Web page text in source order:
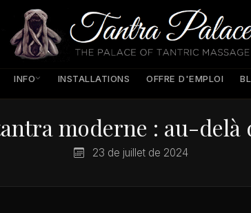
INFO INSTALLATIONS OFFRE D'EMPLOI
moderne : au-delà
23 de juillet de 2024